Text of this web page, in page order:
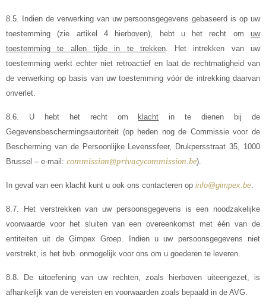
8.5. Indien de verwerking van uw persoonsgegevens gebaseerd is op uw
toestemming (zie artikel 4 hierboven), hebt u het recht om uw
toestemming te allen tijde in te trekken. Het intrekken van uw
toestemming werkt echter niet retroactief en laat de rechtmatigheid van
de verwerking op basis van uw toestemming vóór de intrekking daarvan
onverlet.
8.6. U hebt het recht om klacht in te dienen bij de
Gegevensbeschermingsautoriteit (op heden nog de Commissie voor de
Bescherming van de Persoonlijke Levenssfeer, Drukpersstraat 35, 1000
Brussel – e-mail: commission@privacycommission.be).
In geval van een klacht kunt u ook ons contacteren op info@gimpex.be
8.7. Het verstrekken van uw persoonsgegevens is een noodzakelijke
voorwaarde voor het sluiten van een overeenkomst met één van de
entiteiten uit de Gimpex Groep. Indien u uw persoonsgegevens niet
verstrekt, is het bvb. onmogelijk voor ons om u goederen te leveren.
8.8. De uitoefening van uw rechten, zoals hierboven uiteengezet, is
afhankelijk van de vereisten en voorwaarden zoals bepaald in de AVG.